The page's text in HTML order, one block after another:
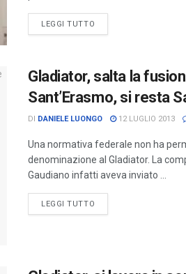
LEGGI TUTTO
Gladiator, salta la
Sant’Erasmo, si resta
DI DANIELE LUONGO 12 LUGLIO 2013
Una normativa federale non ha
denominazione al Gladiator. La
Gaudiano infatti aveva inviato ...
LEGGI TUTTO